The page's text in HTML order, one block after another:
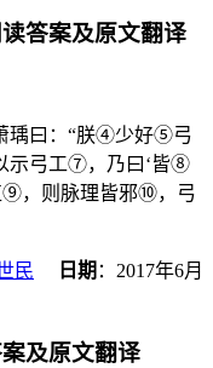
答案及原文翻译
曰：“朕④少好⑤弓
示弓工⑦，乃曰‘皆⑧
⑨，则脉理皆邪⑩，弓
民 日期 ： 2017年6月
及原文翻译